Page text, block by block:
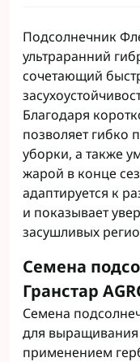
Подсолнечник
ультраранний
сочетающий
Благодаря
позволяет гибко
уборки, а также
жарой в конце
адаптируется к
и показывает
засушливых
Семена
Гранстар
Семена
для выращивания
применением